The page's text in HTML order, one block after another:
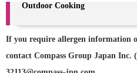
Outdoor Cooking
If you require allergen information
contact Compass Group Japan Inc.